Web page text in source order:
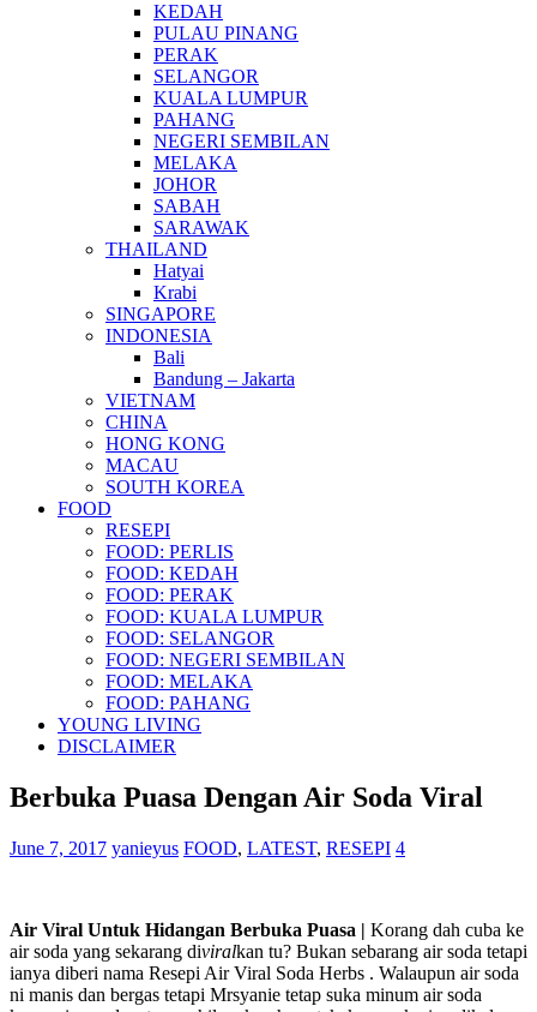
KEDAH
PULAU PINANG
PERAK
SELANGOR
KUALA LUMPUR
PAHANG
NEGERI SEMBILAN
MELAKA
JOHOR
SABAH
SARAWAK
THAILAND
Hatyai
Krabi
SINGAPORE
INDONESIA
Bali
Bandung – Jakarta
VIETNAM
CHINA
HONG KONG
MACAU
SOUTH KOREA
FOOD
RESEPI
FOOD: PERLIS
FOOD: KEDAH
FOOD: PERAK
FOOD: KUALA LUMPUR
FOOD: SELANGOR
FOOD: NEGERI SEMBILAN
FOOD: MELAKA
FOOD: PAHANG
YOUNG LIVING
DISCLAIMER
Berbuka Puasa Dengan Air Soda Viral
June 7, 2017 yanieyus FOOD, LATEST, RESEPI 4
Air Viral Untuk Hidangan Berbuka Puasa | Korang dah cuba ke
air soda yang sekarang diviralkan tu? Bukan sebarang air soda tetapi
ianya diberi nama Resepi Air Viral Soda Herbs . Walaupun air soda
ni manis dan bergas tetapi Mrsyanie tetap suka minum air soda